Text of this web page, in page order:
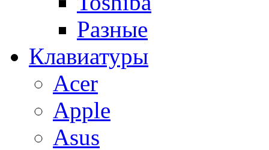
Разные
Клавиатуры
Acer
Apple
Asus